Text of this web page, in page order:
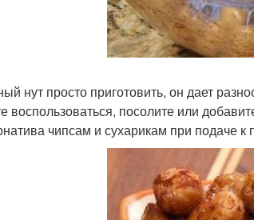
нут просто приготовить, он дает
воспользоваться, посолите или
чипсам и сухарикам при подаче к